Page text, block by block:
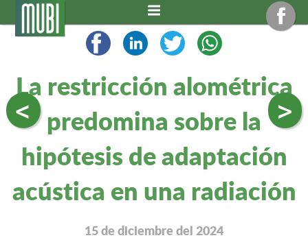
< >
La restricción alométrica
predomina sobre la
hipótesis de adaptación
acústica en una radiación
15 de diciembre del 2024